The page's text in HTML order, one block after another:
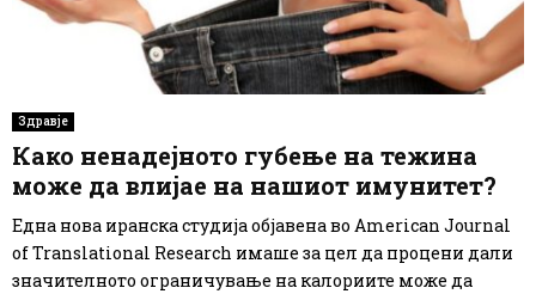
Здравје
Како ненадејното губење на тежина
може да влијае на нашиот имунитет?
Една нова иранска студија објавена во American Journal
of Translational Research имаше за цел да процени дали
значителното ограничување на калориите може да